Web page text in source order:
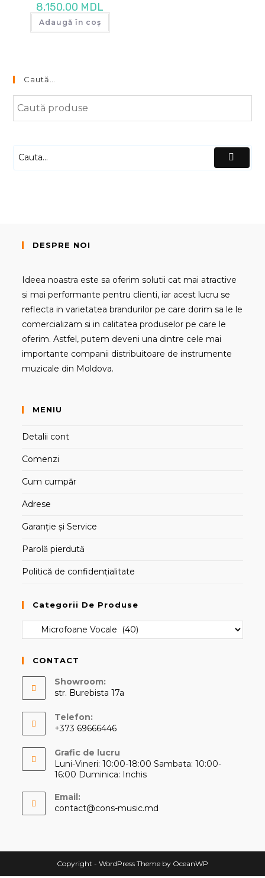
8,150.00 MDL
Adaugă în coș
Caută…
DESPRE NOI
Ideea noastra este sa oferim solutii cat mai atractive
si mai performante pentru clienti, iar acest lucru se
reflecta in varietatea brandurilor pe care dorim sa le le
comercializam si in calitatea produselor pe care le
oferim. Astfel, putem deveni una dintre cele mai
importante companii distribuitoare de instrumente
muzicale din Moldova.
MENIU
Detalii cont
Comenzi
Cum cumpăr
Adrese
Garanție și Service
Parolă pierdută
Politică de confidențialitate
Categorii De Produse
CONTACT
Showroom:
str. Burebista 17a
Telefon:
+373 69666446
in
your
Grafic de lucru
Luni-Vineri: 10:00-18:00 Sambata: 10:00-
16:00 Duminica: Inchis
Email:
contact@cons-music.md
Copyright - WordPress Theme by OceanWP